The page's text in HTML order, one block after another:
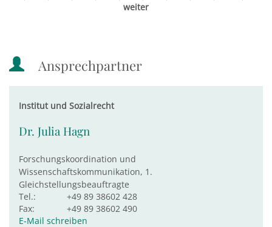
weiter
Ansprechpartner
Institut und Sozialrecht
Dr. Julia Hagn
Forschungskoordination und
Wissenschaftskommunikation, 1.
Gleichstellungsbeauftragte
Tel.:
+49 89 38602 428
Fax:
+49 89 38602 490
E-Mail schreiben